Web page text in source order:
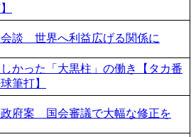
談 世界へ利益広げる関係に
かった「大黒柱」の働き【タカ番
筆打】
府案 国会審議で大幅な修正を